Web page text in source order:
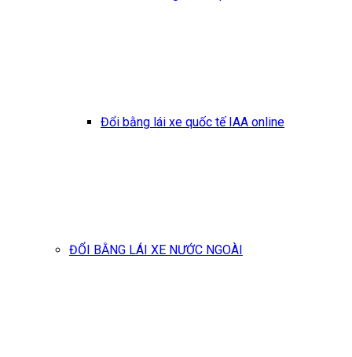
Đổi bằng lái xe quốc tế IAA online
ĐỔI BẰNG LÁI XE NƯỚC NGOÀI